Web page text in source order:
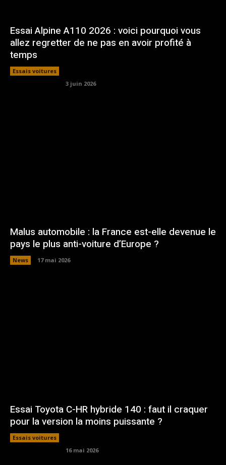
Essai Alpine A110 2026 : voici pourquoi vous
allez regretter de ne pas en avoir profité à
temps
Essais voitures
3 juin 2026
Malus automobile : la France est-elle devenue le
pays le plus anti-voiture d’Europe ?
News 17 mai 2026
Essai Toyota C-HR hybride 140 : faut il craquer
pour la version la moins puissante ?
Essais voitures
16 mai 2026